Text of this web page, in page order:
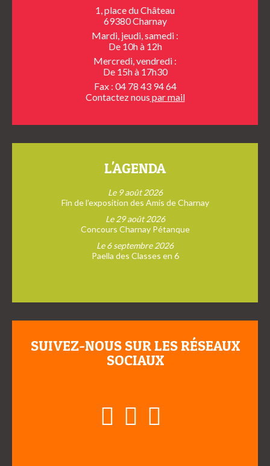
1, place du Château
69380 Charnay
Mardi, jeudi, samedi :
De 10h à 12h
Mercredi, vendredi :
De 15h à 17h30
Fax : 04 78 43 94 64
Contactez nous par mail
L'AGENDA
Le 9 août 2026
Fin de l’exposition des Amis de Charnay
Le 29 août 2026
Concours Charnay Pétanque
Le 6 septembre 2026
Paella des Classes en 6
SUIVEZ-NOUS SUR LES RÉSEAUX
SOCIAUX